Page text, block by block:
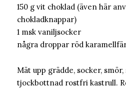
150 g vit choklad (även här
chokladknappar)
1 msk vaniljsocker
några droppar röd
Mät upp grädde, socker,
tjockbottnad rostfri kastrull.